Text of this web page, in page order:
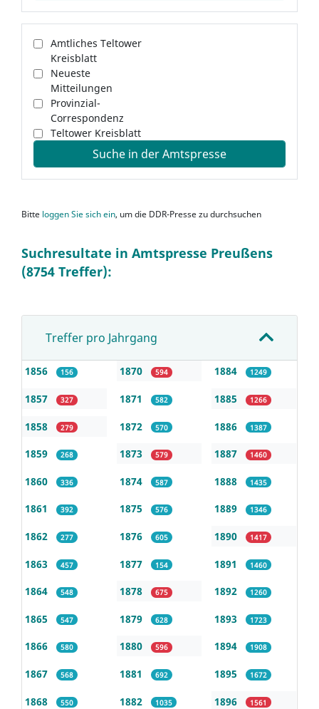
Amtliches Teltower
Kreisblatt
Neueste
Mitteilungen
Provinzial-
Correspondenz
Teltower Kreisblatt
Suche in der Amtspresse
Bitte loggen Sie sich ein, um die DDR-Presse zu durchsuchen
Suchresultate in Amtspresse Preußens
(8754 Treffer):
Treffer pro Jahrgang
1856 156
1857 327
1858 279
1859 268
1860 336
1861 392
1862 277
1863 457
1864 548
1865 547
1866 580
1867 568
1868 550
1870 594
1871 582
1872 570
1873 579
1874 587
1875 576
1876 605
1877 154
1878 675
1879 628
1880 596
1881 692
1882 1035
1884 1249
1885 1266
1886 1387
1887 1460
1888 1435
1889 1346
1890 1417
1891 1460
1892 1260
1893 1723
1894 1908
1895 1672
1896 1561